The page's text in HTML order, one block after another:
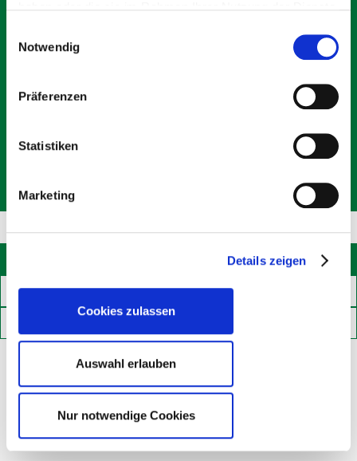
Notwendig
Präferenzen
Statistiken
Marketing
Details zeigen
Cookies zulassen
Auswahl erlauben
Nur notwendige Cookies
149 m² Wohnfläche mit großer Dachloggia und
zusätzlich 20 m² Dachterrasse (Preis auf Anfrage)
Strom-Mix, Bj. 2026.
Ihr persönlicher Ansprechpartner
Weitere Objekte
Die Röwisch Geschäftsleitung freut sich auf Ihren Anruf
0791 / 94 66 46 - 16